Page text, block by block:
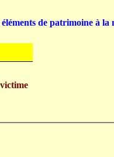
de patrimoine à la